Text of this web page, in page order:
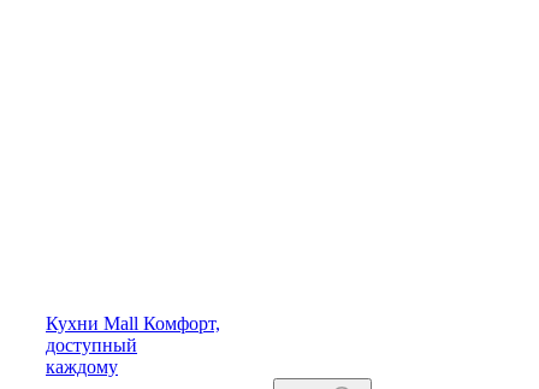
Кухни Mall Комфорт,
доступный
каждому